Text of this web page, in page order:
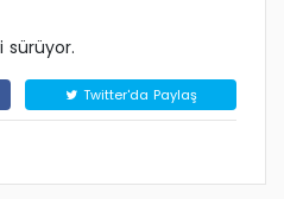
sürüyor.
Twitter'da Paylaş